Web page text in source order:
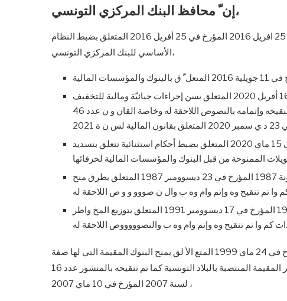
إن ّ محافظ البنك المركزي التونسي،
بعد الإطلاع على القانون عدد 35 لسنة 2016 المؤرخ في 25 افريل 2016 المؤرخ في 25 أفريل 2016 المتعلق بضبط النظام
الأساسي للبنك المركزي التونسي،
وعلى مرسوم رئيس الحكومة عدد 6 لسنة 2020 المؤرخ في 16 أفريل 2020 المتعلق بسن إجراءات جبائيّة ومالية للتخفيف
من حدة تداعيات انتشار فيروس كورونا « كوفيد -19 » كما تم تنقيحه وإتمامه بالنصوص اللاحقة له وخاصة القان و ن عدد 46
وعلى مرسوم رئيس الحكومة عدد 19 لسنة 2020 ال مؤرخ في 15 ماي 2020 المتعلق بضبط أحكام استثنائية تتعلق بتسديد
وعلى منشووور البنك المركزي التونسووي عدد 47 لسوونة 1987 المؤرخ في 23 ديسوومبر 1987 المتعلق بطرق منح
وعلى منشووور البنك المركزي التونسووي عدد 24 لسوونة 1991 المؤرخ في 17 ديسوومبر 1991 المتعلق بتوزيع المخ واطر
وعلى منشور البنك المركزي التونسي عدد 9 لسنة 1999 المؤرخ في 24 ماي 1999 المتع الأ لق بمنح البنوك المقيمة التي لها صفة
وسيط مقبول قروض قصيرة جل بالدينار لفائدة المؤسسات غير المقيمة المنتصبة بالبلاد التونسية كما تم تنقيحه بالمنشور عدد 16
لسنة 2007 المؤرخ في 10 ماي 2007 ،